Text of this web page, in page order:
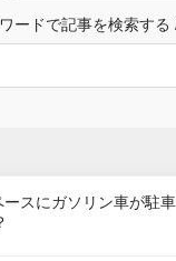
ードで記事を検索する
ースにガソリン車が駐